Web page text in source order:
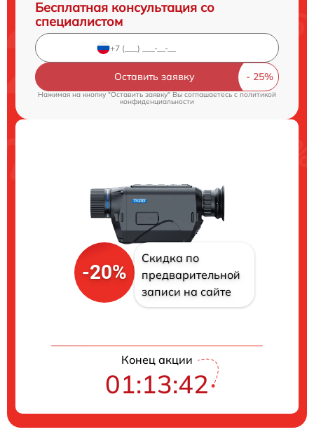
Бесплатная консультация со
специалистом
Оставить заявку
Нажимая на кнопку "Оставить заявку" Вы соглашаетесь c политикой
конфиденциальности
-20%
Скидка по
предварительной
записи на сайте
Конец акции
01:13:41